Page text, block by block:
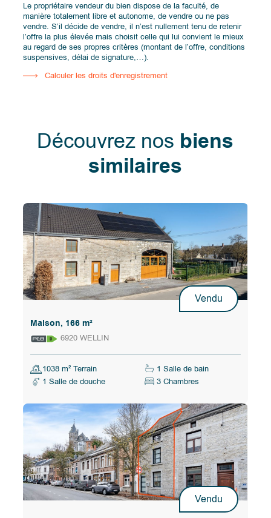
Le propriétaire vendeur du bien dispose de la faculté, de
manière totalement libre et autonome, de vendre ou ne pas
vendre. S’il décide de vendre, il n’est nullement tenu de retenir
l’offre la plus élevée mais choisit celle qui lui convient le mieux
au regard de ses propres critères (montant de l’offre, conditions
suspensives, délai de signature,…).
Calculer les droits d'enregistrement
Découvrez nos biens
similaires
Vendu
Maison, 166 m²
6920 WELLIN
1038 m² Terrain
1 Salle de bain
1 Salle de douche
3 Chambres
Vendu